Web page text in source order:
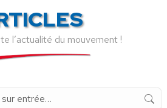
l’actualité du mouvement !